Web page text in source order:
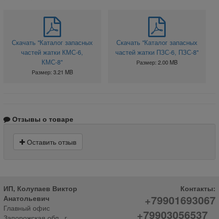
Скачать "Каталог запасных
частей жатки КМС-6,
КМС-8"
Размер: 3.21 MB
Скачать "Каталог запасных
частей жатки ПЗС-6, ПЗС-8"
Размер: 2.00 MB
Отзывы о товаре
Оставить отзыв
ИП, Колупаев Виктор
Анатольевич
Главный офис
Контакты:
+79901693067
+79903056537